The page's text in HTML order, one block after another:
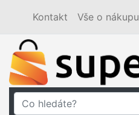
Kontakt Vše o nákupu